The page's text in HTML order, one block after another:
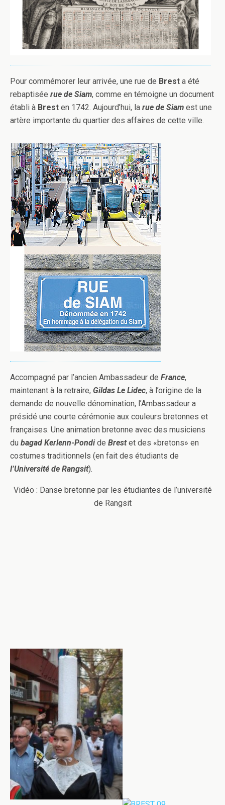
Pour commémorer leur arrivée, une rue de Brest a été
rebaptisée rue de Siam, comme en témoigne un document
établi à Brest en 1742. Aujourd’hui, la rue de Siam est une
artère importante du quartier des affaires de cette ville.
Accompagné par l’ancien Ambassadeur de France,
maintenant à la retraire, Gildas Le Lidec, à l’origine de la
demande de nouvelle dénomination, l’Ambassadeur a
présidé une courte cérémonie aux couleurs bretonnes et
françaises. Une animation bretonne avec des musiciens
du bagad Kerlenn-Pondide Brestet des «bretons» en
costumes traditionnels (en fait des étudiants de
l’Université de Rangsit).
Vidéo : Danse bretonne par les étudiantes de l’université
de Rangsit